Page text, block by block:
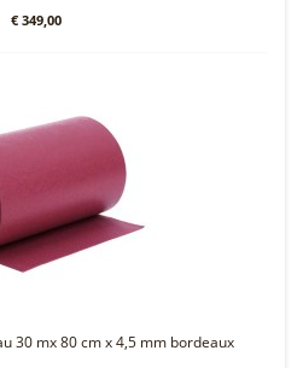
€ 349,00
30 mx 80 cm x 4,5 mm bordeaux